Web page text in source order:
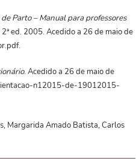
Parto – Manual para professores
ed. 2005. Acedido a 26 de maio de
. Acedido a 26 de maio de
n12015-de-19012015-
Margarida Amado Batista, Carlos